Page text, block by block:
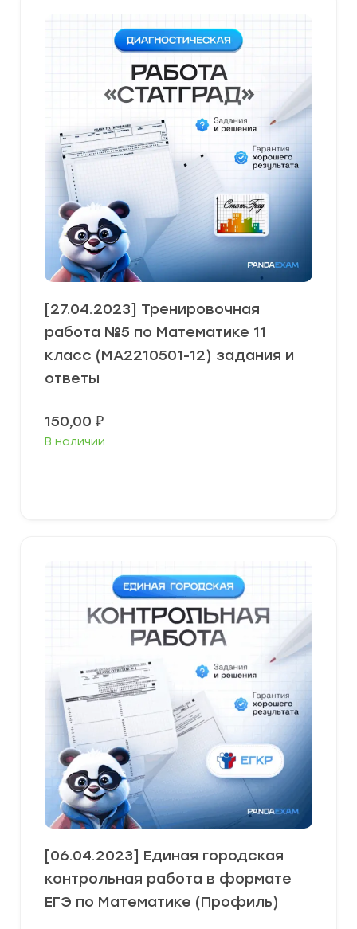
[27.04.2023] Тренировочная
работа №5 по Математике 11
класс (МА2210501-12) задания и
ответы
150,00 ₽
В наличии
[06.04.2023] Единая городская
контрольная работа в формате
ЕГЭ по Математике (Профиль)